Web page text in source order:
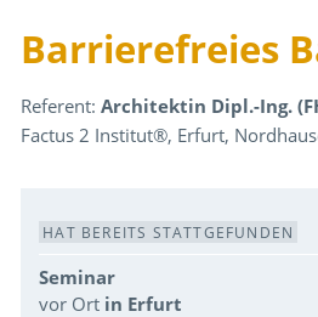
Barrierefreies
Referent:Architektin Dipl.-Ing.
Factus 2 Institut®, Erfurt,
Veranstaltungsdaten
HAT BEREITS STATTGEFUNDEN
Seminar
vor Ort in Erfurt